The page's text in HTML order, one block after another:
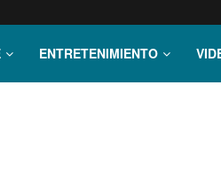
ENTRETENIMIENTO